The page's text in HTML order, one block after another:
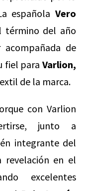
española Vero
término del año
de
fiel para Varlion,
de la marca.
con Varlion
junto a
integrante del
revelación en el
excelentes